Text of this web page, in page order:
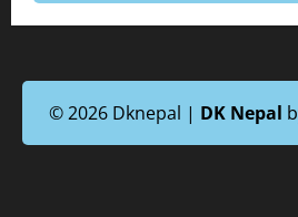
© 2026 Dknepal | DK Nepal